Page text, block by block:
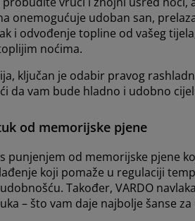
onemogućuje udoban san,
i odvođenje topline od vašeg
noćima.
ključan je odabir pravog
da vam bude hladno i udobno
od memorijske pjene
punjenjem od memorijske pjene
koji pomaže u regulaciji
Također, VARDO
– što vam daje najbolje šanse